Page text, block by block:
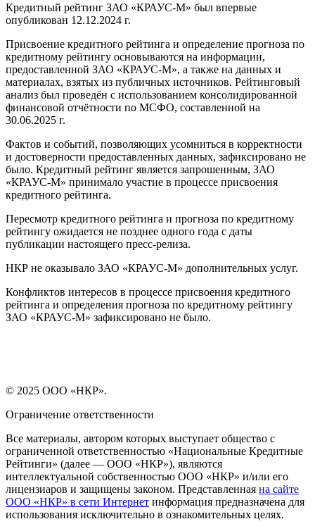
Кредитный рейтинг ЗАО «КРАУС-М» был впервые
опубликован 12.12.2024 г.
Присвоение кредитного рейтинга и определение прогноза по
кредитному рейтингу основываются на информации,
предоставленной ЗАО «КРАУС-М», а также на данных и
материалах, взятых из публичных источников. Рейтинговый
анализ был проведён с использованием консолидированной
финансовой отчётности по МСФО, составленной на
30.06.2025 г.
Фактов и событий, позволяющих усомниться в корректности
и достоверности предоставленных данных, зафиксировано не
было. Кредитный рейтинг является запрошенным, ЗАО
«КРАУС-М» принимало участие в процессе присвоения
кредитного рейтинга.
Пересмотр кредитного рейтинга и прогноза по кредитному
рейтингу ожидается не позднее одного года с даты
публикации настоящего пресс-релиза.
НКР не оказывало ЗАО «КРАУС-М» дополнительных услуг.
Конфликтов интересов в процессе присвоения кредитного
рейтинга и определения прогноза по кредитному рейтингу
ЗАО «КРАУС-М» зафиксировано не было.
© 2025 ООО «НКР».
Ограничение ответственности
Все материалы, автором которых выступает общество с
ограниченной ответственностью «Национальные Кредитные
Рейтинги» (далее — ООО «НКР»), являются
интеллектуальной собственностью ООО «НКР» и/или его
лицензиаров и защищены законом. Представленная на сайте
ООО «НКР» в сети Интернет информация предназначена для
использования исключительно в ознакомительных целях.